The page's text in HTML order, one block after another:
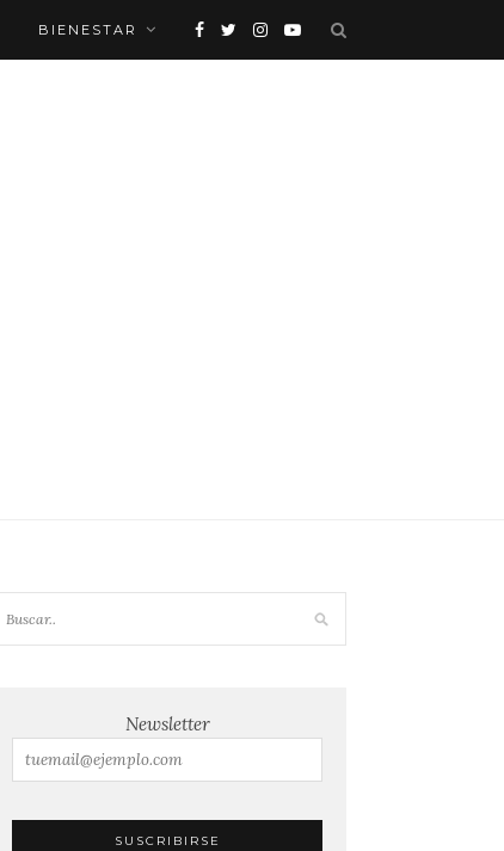
BIENESTAR
Newsletter